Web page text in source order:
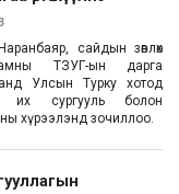
сайдын зөвлөх
ТЗУГ-ын дарга
Улсын Турку хотод
их сургууль болон
хүрээлэнд зочиллоо.